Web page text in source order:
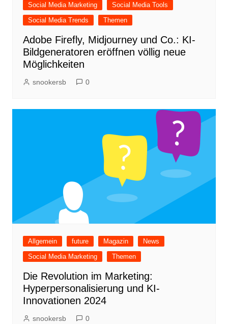
Social Media Marketing
Social Media Tools
Social Media Trends
Themen
Adobe Firefly, Midjourney und Co.: KI-
Bildgeneratoren eröffnen völlig neue
Möglichkeiten
snookersb 0
Allgemein future Magazin
News
Social Media Marketing
Themen
Die Revolution im Marketing:
Hyperpersonalisierung und KI-
Innovationen 2024
snookersb 0